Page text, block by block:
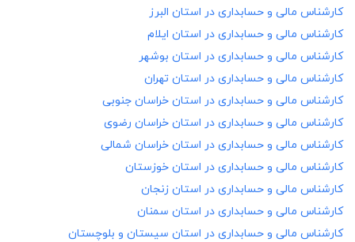
کارشناس مالی و حسابداری در استان البرز
کارشناس مالی و حسابداری در استان ایلام
کارشناس مالی و حسابداری در استان بوشهر
کارشناس مالی و حسابداری در استان تهران
کارشناس مالی و حسابداری در استان خراسان جنوبی
کارشناس مالی و حسابداری در استان خراسان رضوی
کارشناس مالی و حسابداری در استان خراسان شمالی
کارشناس مالی و حسابداری در استان خوزستان
کارشناس مالی و حسابداری در استان زنجان
کارشناس مالی و حسابداری در استان سمنان
کارشناس مالی و حسابداری در استان سیستان و بلوچستان